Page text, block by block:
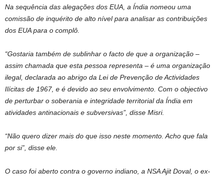
Na sequência das alegações dos EUA, a Índia nomeou uma
comissão de inquérito de alto nível para analisar as contribuições
dos EUA para o complô.
“Gostaria também de sublinhar o facto de que a organização –
assim chamada que esta pessoa representa – é uma organização
ilegal, declarada ao abrigo da Lei de Prevenção de Actividades
Ilícitas de 1967, e é devido ao seu envolvimento. Com o objectivo
de perturbar o soberania e integridade territorial da Índia em
atividades antinacionais e subversivas”, disse Misri.
“Não quero dizer mais do que isso neste momento. Acho que fala
por si”, disse ele.
O caso foi aberto contra o governo indiano, a NSA Ajit Doval, o ex-